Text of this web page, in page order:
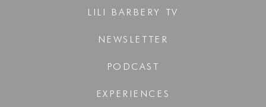
LILI BARBERY TV
NEWSLETTER
PODCAST
EXPERIENCES